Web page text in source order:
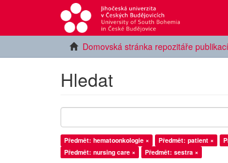
Domovská stránka repozitáře
Hledat
Předmět: hematoonkologie × Předmět: patient ×
Předmět: nursing care ×
Předmět: sestra ×